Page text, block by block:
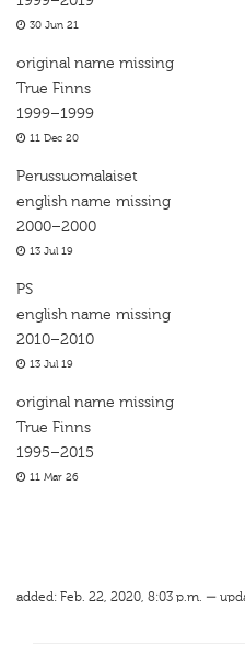
30 Jun 21
original name missing
True Finns
1999–1999
11 Dec 20
Perussuomalaiset
english name missing
2000–2000
13 Jul 19
PS
english name missing
2010–2010
13 Jul 19
original name missing
True Finns
1995–2015
11 Mar 26
added: Feb. 22, 2020, 8:03 p.m. —